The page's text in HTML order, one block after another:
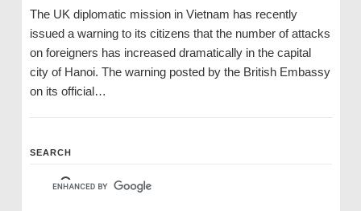
The UK diplomatic mission in Vietnam has recently
issued a warning to its citizens that the number of attacks
on foreigners has increased dramatically in the capital
city of Hanoi. The warning posted by the British Embassy
on its official…
SEARCH